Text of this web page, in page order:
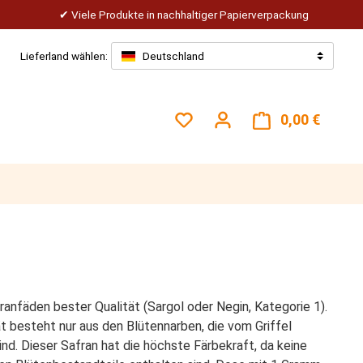
Viele Produkte in nachhaltiger Papierverpackung
Lieferland wählen: Deutschland
Du hast 0 Produkte auf
0,00 €
bester Qualität (Sargol oder Negin, Kategorie 1).
besteht nur aus den Blütennarben, die vom Griffel
Dieser Safran hat die höchste Färbekraft, da keine